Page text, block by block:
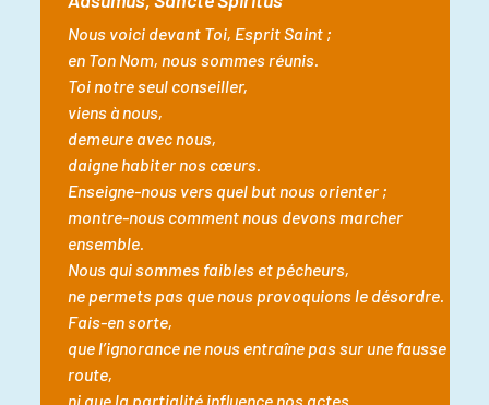
Nous voici devant Toi, Esprit Saint ;
en Ton Nom, nous sommes réunis.
Toi notre seul conseiller,
viens à nous,
demeure avec nous,
daigne habiter nos cœurs.
Enseigne-nous vers quel but nous orienter ;
montre-nous comment nous devons marcher
ensemble.
Nous qui sommes faibles et pécheurs,
ne permets pas que nous provoquions le désordre.
Fais-en sorte,
que l’ignorance ne nous entraîne pas sur une fausse
route,
ni que la partialité influence nos actes.